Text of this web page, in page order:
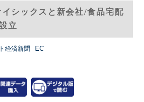
シックスと新会社/食品宅配
立
経済新聞
EC